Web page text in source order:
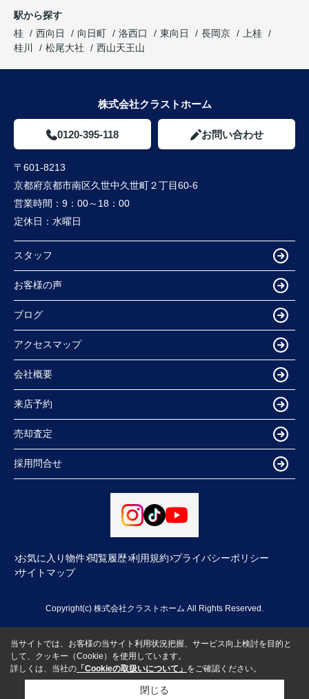
駅から探す
桂
西向日 向日町 洛西口 東向日 長岡京
上桂
桂川
松尾大社 西山天王山
株式会社クラストホーム
0120-395-118 お問い合わせ
〒601-8213
京都府京都市南区久世中久世町２丁目60-6
営業時間： 9：00～18：00
定休日： 水曜日
スタッフ
お客様の声
ブログ
アクセスマップ
会社概要
来店予約
売却査定
採用問合せ
お気に入り物件 閲覧履歴 利用規約 プライバシーポリシー
サイトマップ
Copyright(c) 株式会社クラストホーム All Rights Reserved.
当サイトでは、お客様の当サイト利用状況把握、サービス向上検討を目的と
して、クッキー（Cookie）を使用しています。
詳しくは、当社の 「Cookieの取扱いについて」 をご確認ください。
閉じる